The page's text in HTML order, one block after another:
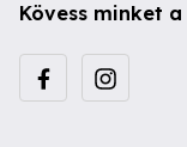
Kövess minket